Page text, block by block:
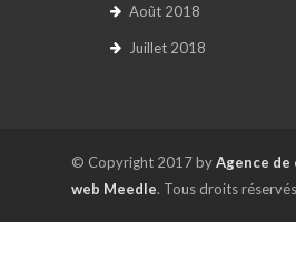
Août 2018
Juillet 2018
© Copyright 2017 byAgence de
web Meedle. Tous droits